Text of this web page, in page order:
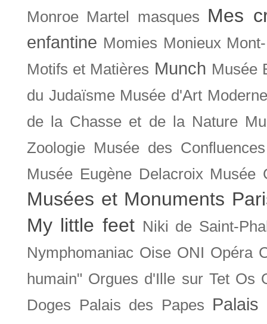
Monroe Martel masques Mes
enfantine Momies Monieux
Motifs et Matières Munch Musée
du Judaïsme Musée d'Art
de la Chasse et de la Nature
Zoologie Musée des Confluences
Musée Eugène Delacroix Musée
Musées et Monuments
My little feet Niki de Saint-
Nymphomaniac Oise ONI Opéra
humain" Orgues d'Ille sur Tet Os
Doges
Palais des Papes Palais